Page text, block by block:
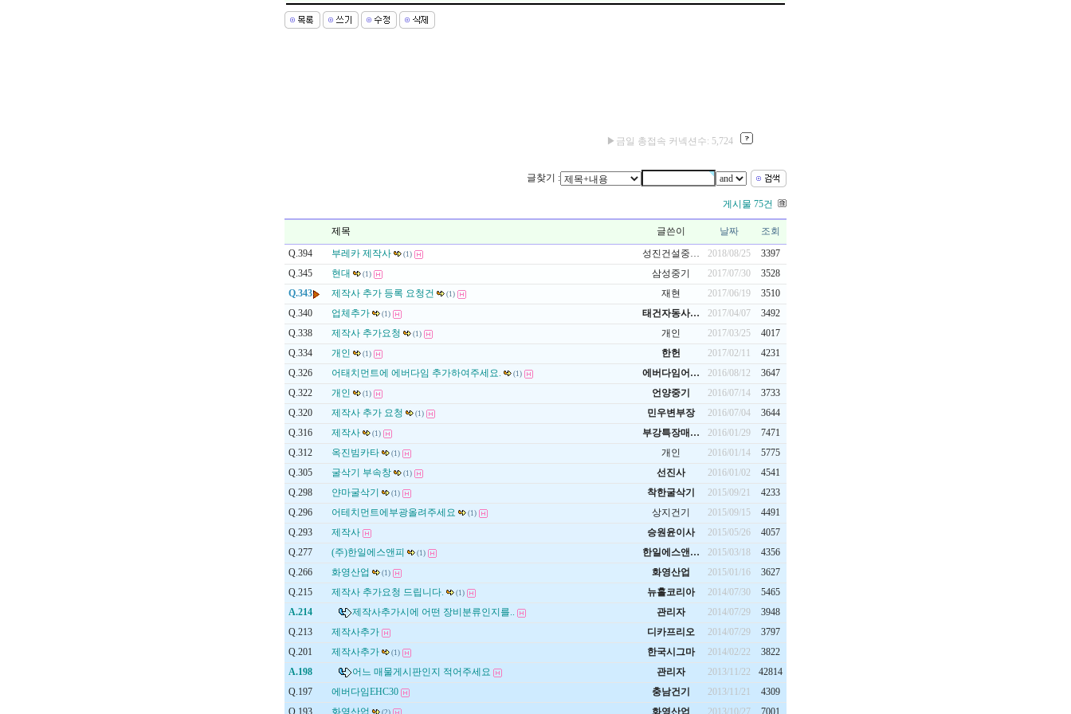
▶금일 총접속 커넥션수: 5,724
글찾기 :
게시물 75건
제목 글쓴이 날짜
조회
Q.394
부레카 제작사 (1) 성진건설중… 2018/08/25
3397
Q.345
현대 (1) 삼성중기 2017/07/30
3528
Q.343
제작사 추가 등록 요청건 (1) 재현 2017/06/19
3510
Q.340
업체추가 (1) 태건자동사… 2017/04/07
3492
Q.338
제작사 추가요청 (1) 개인 2017/03/25
4017
Q.334
개인 (1) 한헌 2017/02/11
4231
Q.326
어태치먼트에 에버다임 추가하여주세요. (1) 에버다임어… 2016/08/12
3647
Q.322
개인 (1) 언양중기 2016/07/14
3733
Q.320
제작사 추가 요청 (1) 민우변부장 2016/07/04
3644
Q.316
제작사 (1) 부강특장매… 2016/01/29
7471
Q.312
옥진빔카타 (1) 개인 2016/01/14
5775
Q.305
굴삭기 부속창 (1) 선진사 2016/01/02
4541
Q.298
얀마굴삭기 (1) 착한굴삭기 2015/09/21
4233
Q.296
어테치먼트에부광올려주세요 (1) 상지건기 2015/09/15
4491
Q.293
제작사 승원윤이사 2015/05/26
4057
Q.277
(주)한일에스앤피 (1) 한일에스앤… 2015/03/18
4356
Q.266
화영산업 (1) 화영산업 2015/01/16
3627
Q.215
제작사 추가요청 드립니다. (1) 뉴홀코리아 2014/07/30
5465
A.214
제작사추가시에 어떤 장비분류인지를.. 관리자 2014/07/29
3948
Q.213
제작사추가 디카프리오 2014/07/29
3797
Q.201
제작사추가 (1) 한국시그마 2014/02/22
3822
A.198
어느 매물게시판인지 적어주세요 관리자 2013/11/22
42814
Q.197
에버다임EHC30 충남건기 2013/11/21
4309
Q.193
화영산업 (2) 화영산업 2013/10/27 7001